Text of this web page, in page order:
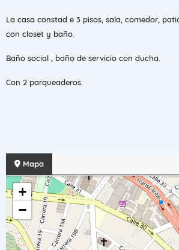
La casa constad e 3 pisos, sala, comedor,
con closet y baño.
Baño social , baño de servicio con ducha.
Con 2 parqueaderos.
Mapa
+
−